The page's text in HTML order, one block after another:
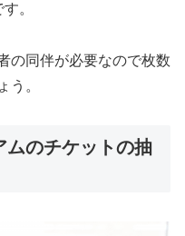
す。
の同伴が必要なので枚数
う。
ムのチケットの抽